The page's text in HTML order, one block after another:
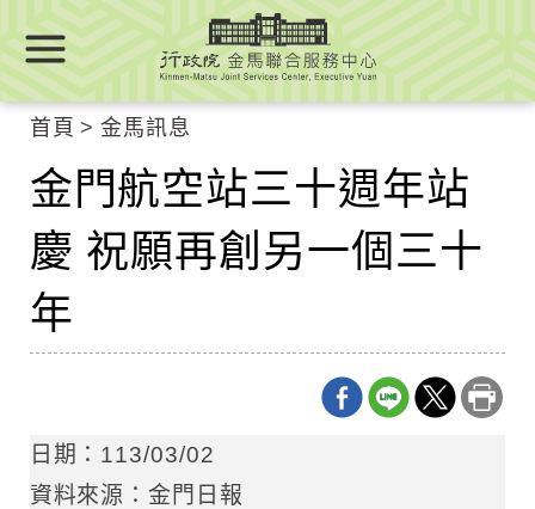
要
Center
block
首頁 金馬訊息
金門航空站三十週年站
慶 祝願再創另一個三十
年
日期：113/03/02
資料來源：金門日報